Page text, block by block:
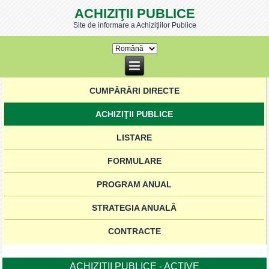
ACHIZIŢII PUBLICE
Site de informare a Achiziţiilor Publice
CUMPĂRĂRI DIRECTE
ACHIZIŢII PUBLICE
LISTARE
FORMULARE
PROGRAM ANUAL
STRATEGIA ANUALĂ
CONTRACTE
ACHIZIŢII PUBLICE - ACTIVE